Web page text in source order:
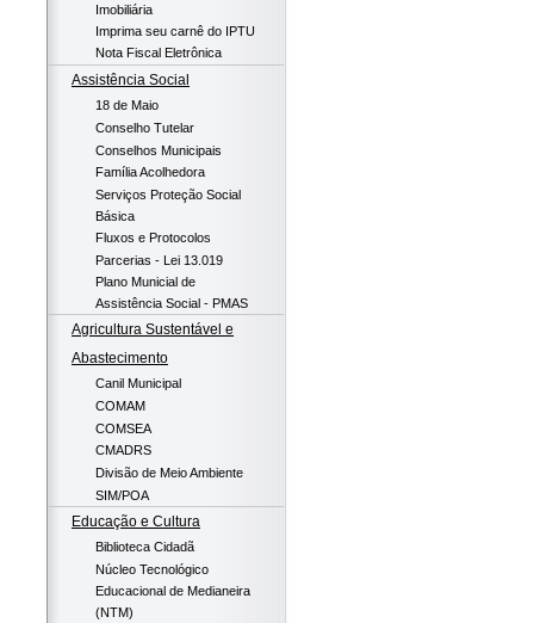
Imobiliária
Imprima seu carnê do IPTU
Nota Fiscal Eletrônica
Assistência Social
18 de Maio
Conselho Tutelar
Conselhos Municipais
Família Acolhedora
Serviços Proteção Social
Básica
Fluxos e Protocolos
Parcerias - Lei 13.019
Plano Municial de
Assistência Social - PMAS
Agricultura Sustentável e
Abastecimento
Canil Municipal
COMAM
COMSEA
CMADRS
Divisão de Meio Ambiente
SIM/POA
Educação e Cultura
Biblioteca Cidadã
Núcleo Tecnológico
Educacional de Medianeira
(NTM)